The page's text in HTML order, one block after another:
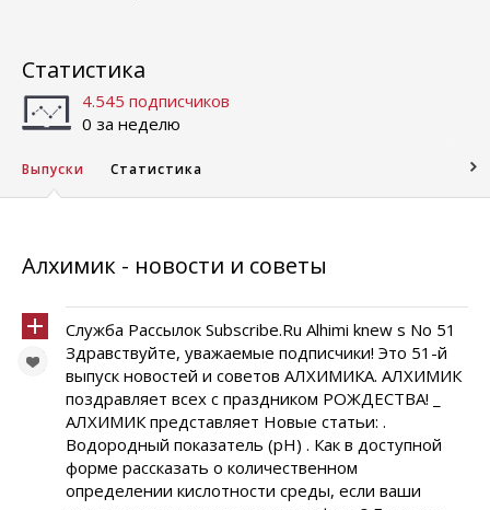
Статистика
4.545 подписчиков
0 за неделю
Выпуски Статистика
Алхимик - новости и советы
Служба Рассылок Subscribe.Ru Alhimi knew s No 51
Здравствуйте, уважаемые подписчики! Это 51-й
выпуск новостей и советов АЛХИМИКА. АЛХИМИК
поздравляет всех с праздником РОЖДЕСТВА! _
АЛХИМИК представляет Новые статьи: .
Водородный показатель (pH) . Как в доступной
форме рассказать о количественном
определении кислотности среды, если ваши